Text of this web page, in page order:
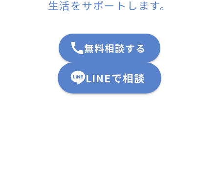
生活をサポートします。
無料相談する
LINEで相談